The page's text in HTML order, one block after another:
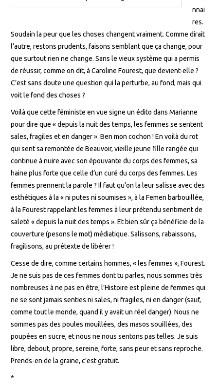
nnai
res.
Soudain la peur que les choses changent vraiment. Comme dirait
l’autre, restons prudents, faisons semblant que ça change, pour
que surtout rien ne change. Sans le vieux système qui a permis
de réussir, comme on dit, à Caroline Fourest, que devient-elle ?
C’est sans doute une question qui la perturbe, au fond, mais qui
voit le fond des choses ?
Voilà que cette féministe en vue signe un édito dans Marianne
pour dire que « depuis la nuit des temps, les femmes se sentent
sales, fragiles et en danger ». Ben mon cochon ! En voilà du rot
qui sent sa remontée de Beauvoir, vieille jeune fille rangée qui
continue à nuire avec son épouvante du corps des femmes, sa
haine plus forte que celle d’un curé du corps des femmes. Les
femmes prennent la parole ? Il faut qu’on la leur salisse avec des
esthétiques à la « ni putes ni soumises », à la Femen barbouillée,
à la Fourest rappelant les femmes à leur prétendu sentiment de
saleté « depuis la nuit des temps ». Et bien sûr ça bénéficie de la
couverture (pesons le mot) médiatique. Salissons, rabaissons,
fragilisons, au prétexte de libérer !
Cesse de dire, comme certains hommes, « les femmes », Fourest.
Je ne suis pas de ces femmes dont tu parles, nous sommes très
nombreuses à ne pas en être, l’Histoire est pleine de femmes qui
ne se sont jamais senties ni sales, ni fragiles, ni en danger (sauf,
comme tout le monde, quand il y avait un réel danger). Nous ne
sommes pas des poules mouillées, des masos souillées, des
poupées en sucre, et nous ne nous sentons pas telles. Je suis
libre, debout, propre, sereine, forte, sans peur et sans reproche.
Prends-en de la graine, c’est gratuit.
*